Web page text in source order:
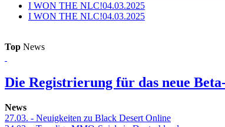
I WON THE NLC!04.03.2025
I WON THE NLC!04.03.2025
Top News
Die Registrierung für das neue
News
27.03. - Neuigkeiten zu Black Desert Online